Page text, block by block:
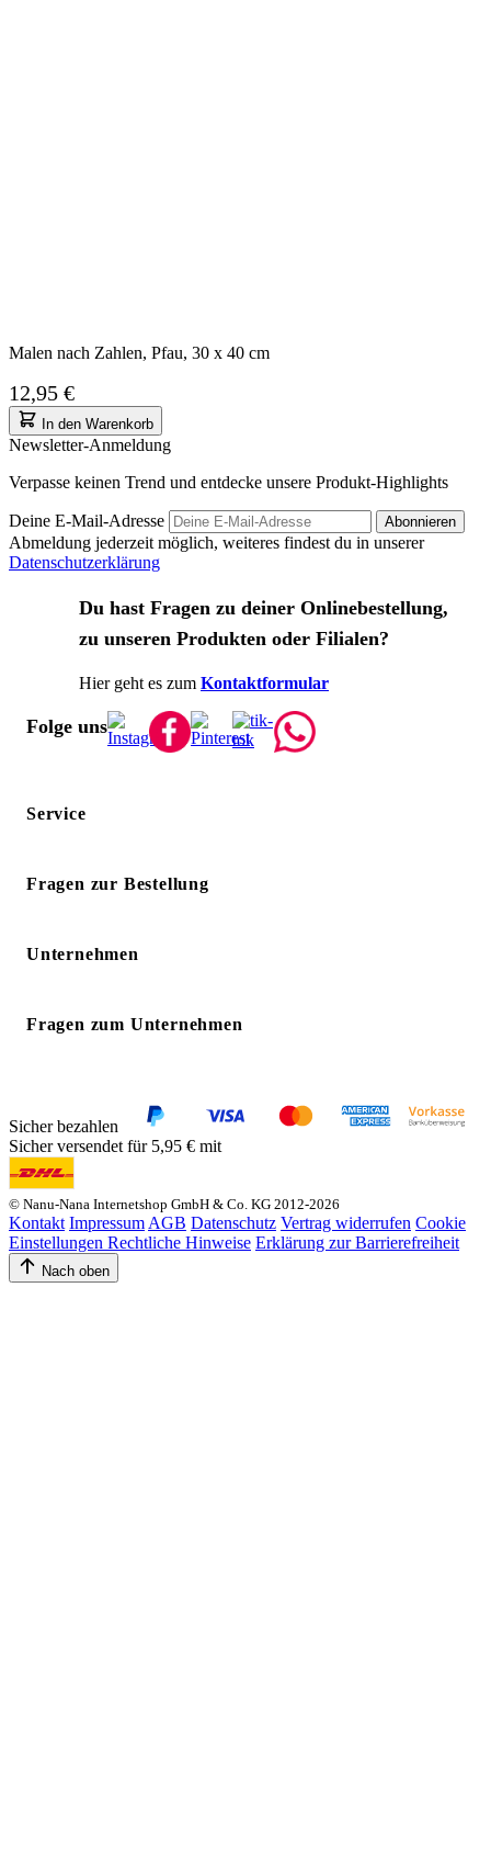
Malen nach Zahlen, Pfau, 30 x 40 cm
12,95 €
In den Warenkorb
Newsletter-Anmeldung
Verpasse keinen Trend und entdecke unsere Produkt-Highlights
Deine E-Mail-Adresse Abonnieren
Abmeldung jederzeit möglich, weiteres findest du in unserer
Datenschutzerklärung
Du hast Fragen zu deiner Onlinebestellung,
zu unseren Produkten oder Filialen?
Hier geht es zum Kontaktformular
Folge uns
Service
Fragen zur Bestellung
Unternehmen
Fragen zum Unternehmen
Sicher bezahlen
Sicher versendet für 5,95 € mit
© Nanu-Nana Internetshop GmbH & Co. KG 2012-2026
Kontakt Impressum AGB Datenschutz Vertrag widerrufen Cookie
Einstellungen Rechtliche Hinweise Erklärung zur Barrierefreiheit
Nach oben